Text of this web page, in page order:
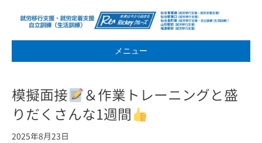
メニュー
模擬面接
＆作業トレーニングと盛
りだくさんな1週間
2025年8月23日